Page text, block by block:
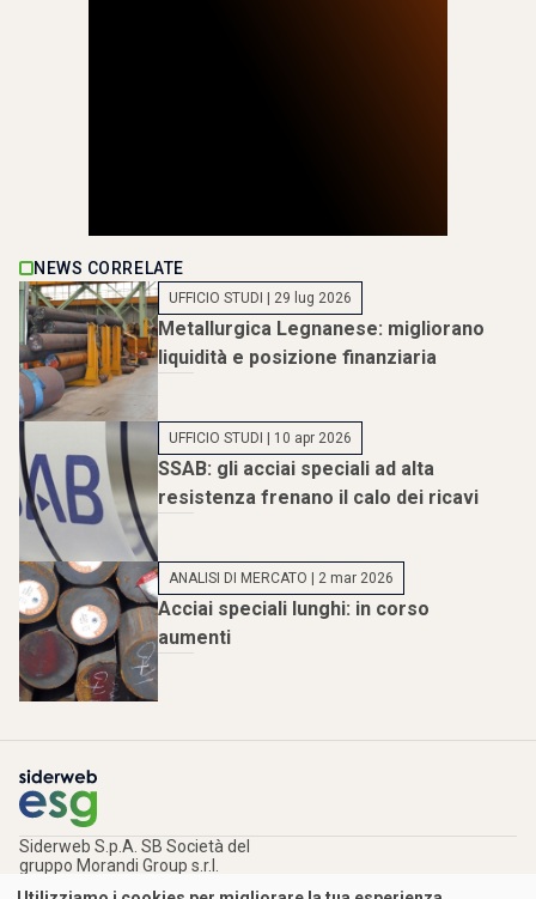
NEWS CORRELATE
UFFICIO STUDI | 29 lug 2026
Metallurgica Legnanese: migliorano
liquidità e posizione finanziaria
UFFICIO STUDI | 10 apr 2026
SSAB: gli acciai speciali ad alta
resistenza frenano il calo dei ricavi
ANALISI DI MERCATO | 2 mar 2026
Acciai speciali lunghi: in corso
aumenti
Siderweb S.p.A. SB Società del
gruppo Morandi Group s.r.l.
ISSN 2532-2982